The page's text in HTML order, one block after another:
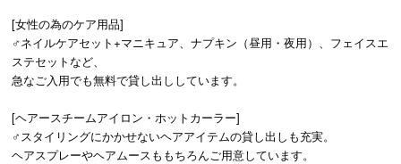
[女性の為のケア用品]
♂ネイルケアセット+マニキュア、ナプキン（昼用・夜用）、フェイスエ
ステセットなど、
急なご入用でも無料で貸し出ししています。
[ヘアースチームアイロン・ホットカーラー]
♂スタイリングにかかせないヘアアイテムの貸し出しも充実。
ヘアスプレーやヘアムースももちろんご用意しています。